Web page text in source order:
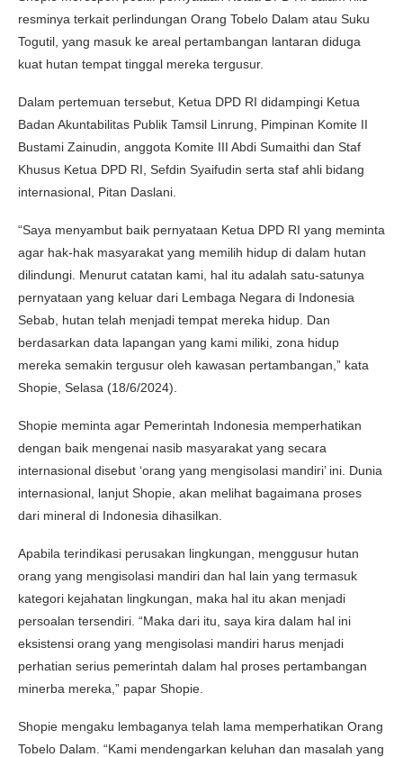
resminya terkait perlindungan Orang Tobelo Dalam atau Suku
Togutil, yang masuk ke areal pertambangan lantaran diduga
kuat hutan tempat tinggal mereka tergusur.
Dalam pertemuan tersebut, Ketua DPD RI didampingi Ketua
Badan Akuntabilitas Publik Tamsil Linrung, Pimpinan Komite II
Bustami Zainudin, anggota Komite III Abdi Sumaithi dan Staf
Khusus Ketua DPD RI, Sefdin Syaifudin serta staf ahli bidang
internasional, Pitan Daslani.
“Saya menyambut baik pernyataan Ketua DPD RI yang meminta
agar hak-hak masyarakat yang memilih hidup di dalam hutan
dilindungi. Menurut catatan kami, hal itu adalah satu-satunya
pernyataan yang keluar dari Lembaga Negara di Indonesia
Sebab, hutan telah menjadi tempat mereka hidup. Dan
berdasarkan data lapangan yang kami miliki, zona hidup
mereka semakin tergusur oleh kawasan pertambangan,” kata
Shopie, Selasa (18/6/2024).
Shopie meminta agar Pemerintah Indonesia memperhatikan
dengan baik mengenai nasib masyarakat yang secara
internasional disebut ‘orang yang mengisolasi mandiri’ ini. Dunia
internasional, lanjut Shopie, akan melihat bagaimana proses
dari mineral di Indonesia dihasilkan.
Apabila terindikasi perusakan lingkungan, menggusur hutan
orang yang mengisolasi mandiri dan hal lain yang termasuk
kategori kejahatan lingkungan, maka hal itu akan menjadi
persoalan tersendiri. “Maka dari itu, saya kira dalam hal ini
eksistensi orang yang mengisolasi mandiri harus menjadi
perhatian serius pemerintah dalam hal proses pertambangan
minerba mereka,” papar Shopie.
Shopie mengaku lembaganya telah lama memperhatikan Orang
Tobelo Dalam. “Kami mendengarkan keluhan dan masalah yang